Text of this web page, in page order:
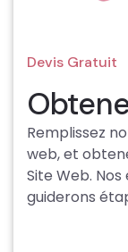
Devis Gratuit
Remplissez
web, et
Site Web.
guiderons